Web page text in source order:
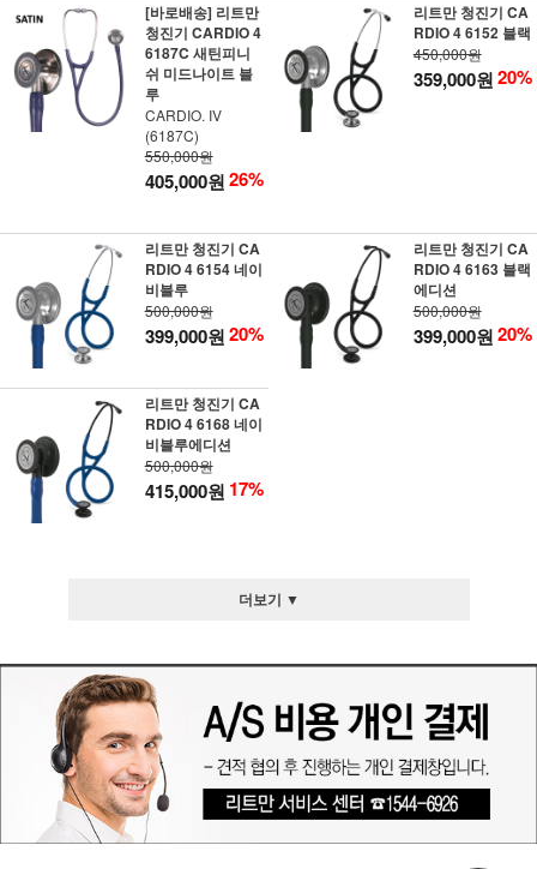
[바로배송] 리트만
청진기 CARDIO 4
6187C 새틴피니
쉬 미드나이트 블
루
CARDIO. IV
(6187C)
550,000원
405,000원26%
리트만 청진기 CA
RDIO 4 6152 블랙
450,000원
359,000원20%
리트만 청진기 CA
RDIO 4 6154 네이
비블루
500,000원
399,000원20%
리트만 청진기 CA
RDIO 4 6163 블랙
에디션
500,000원
399,000원20%
리트만 청진기 CA
RDIO 4 6168 네이
비블루에디션
500,000원
415,000원 17%
더보기 ▼